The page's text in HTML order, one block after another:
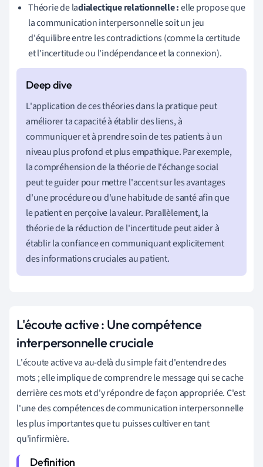
Théorie de ladialectique relationnelle :elle propose que
la communication interpersonnelle soit un jeu
d'équilibre entre les contradictions (comme la certitude
et l'incertitude ou l'indépendance et la connexion).
L'application de ces théories dans la pratique peut
améliorer ta capacité à établir des liens, à
communiquer et à prendre soin de tes patients à un
niveau plus profond et plus empathique. Par exemple,
la compréhension de la théorie de l'échange social
peut te guider pour mettre l'accent sur les avantages
d'une procédure ou d'une habitude de santé afin que
le patient en perçoive la valeur. Parallèlement, la
théorie de la réduction de l'incertitude peut aider à
établir la confiance en communiquant explicitement
des informations cruciales au patient.
L'écoute active : Une compétence
interpersonnelle cruciale
L'écoute active va au-delà du simple fait d'entendre des
mots ; elle implique de comprendre le message qui se cache
derrière ces mots et d'y répondre de façon appropriée. C'est
l'une des compétences de communication interpersonnelle
les plus importantes que tu puisses cultiver en tant
qu'infirmière.